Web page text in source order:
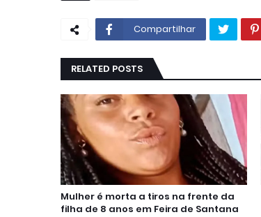
Compartilhar
RELATED POSTS
Mulher é morta a tiros na frente da
filha de 8 anos em Feira de Santana